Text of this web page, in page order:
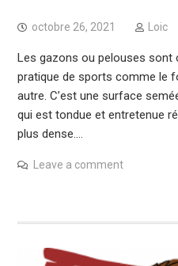
octobre 26, 2021 Loic
Les gazons ou pelouses sont
pratique de sports comme le
autre. C’est une surface
qui est tondue et entretenue
plus dense.…
Leave a comment